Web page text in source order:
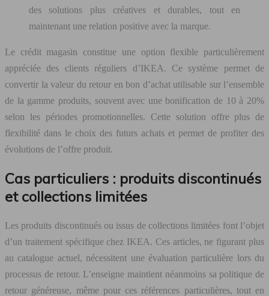
des solutions plus créatives et durables, tout en
maintenant une relation positive avec la marque.
Le crédit magasin constitue une option flexible particulièrement
appréciée des clients réguliers d’IKEA. Ce système permet de
convertir la valeur du retour en bon d’achat utilisable sur l’ensemble
de la gamme produits, souvent avec une bonification de 10 à 20%
selon les périodes promotionnelles. Cette solution offre plus de
flexibilité dans le choix des futurs achats et permet de profiter des
évolutions de l’offre produit.
Cas particuliers : produits discontinués
et collections limitées
Les produits discontinués ou issus de collections limitées font l’objet
d’un traitement spécifique chez IKEA. Ces articles, ne figurant plus
au catalogue actuel, nécessitent une évaluation particulière lors du
processus de retour. L’enseigne maintient néanmoins sa politique de
retour généreuse, même pour ces références particulières, tout en